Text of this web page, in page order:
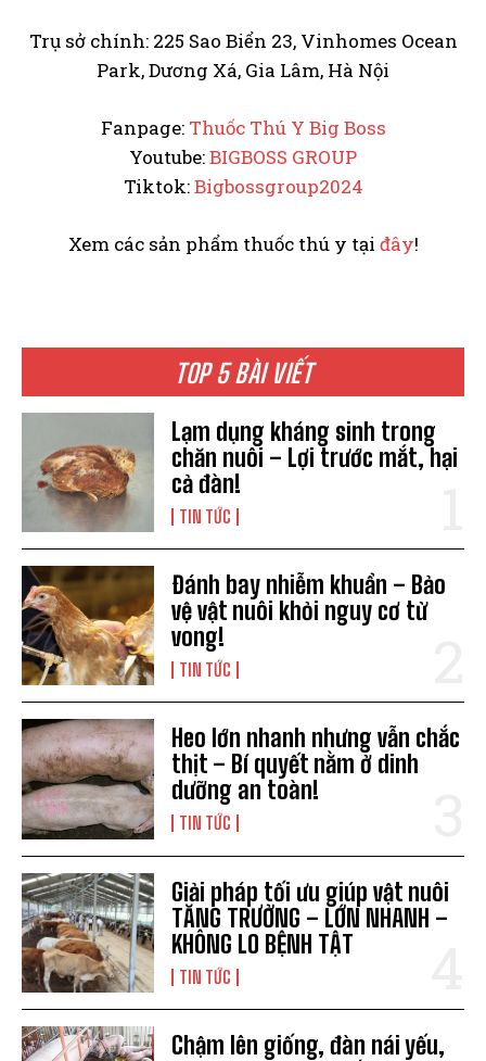
TOP 5 BÀI VIẾT
Lạm dụng kháng sinh trong
chăn nuôi – Lợi trước mắt, hại
cả đàn!
TIN TỨC
Đánh bay nhiễm khuẩn – Bảo
vệ vật nuôi khỏi nguy cơ tử
vong!
TIN TỨC
Heo lớn nhanh nhưng vẫn chắc
thịt – Bí quyết nằm ở dinh
dưỡng an toàn!
TIN TỨC
Giải pháp tối ưu giúp vật nuôi
TĂNG TRƯỞNG – LỚN NHANH –
KHÔNG LO BỆNH TẬT
TIN TỨC
Chậm lên giống, đàn nái yếu,
Trụ sở chính: 225 Sao Biển 23, Vinhomes Ocean
Park, Dương Xá, Gia Lâm, Hà Nội
Fanpage: Thuốc Thú Y Big Boss
Youtube:BIGBOSS GROUP
Tiktok:Bigbossgroup2024
Xem các sản phẩm thuốc thú y tại đây!